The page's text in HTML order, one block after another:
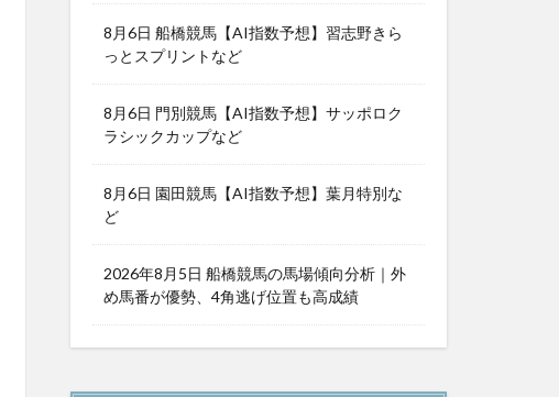
8月6日 船橋競馬【AI指数予想】習志野きら
っとスプリントなど
8月6日 門別競馬【AI指数予想】サッポロク
ラシックカップなど
8月6日 園田競馬【AI指数予想】葉月特別な
ど
2026年8月5日 船橋競馬の馬場傾向分析｜外
め馬番が優勢、4角逃げ位置も高成績